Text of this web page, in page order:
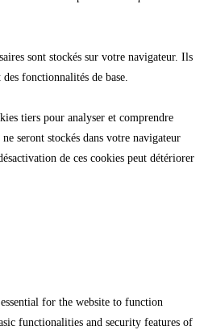
sont stockés sur votre navigateur. Ils
fonctionnalités de base.
tiers pour analyser et comprendre
seront stockés dans votre navigateur
de ces cookies peut détériorer
for the website to function
functionalities and security features of